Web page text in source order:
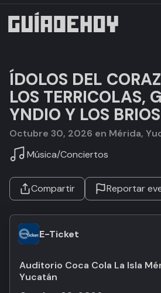
ÍDOLOS DEL
LOS TERRICOLAS,
YNDIO Y LOS BRIOS
octubre 30, 2026 en Mérida,
Música/Conciertos
Compartir Reportar
E-Ticket
Auditorio Coca Cola La Isla
Yucatán